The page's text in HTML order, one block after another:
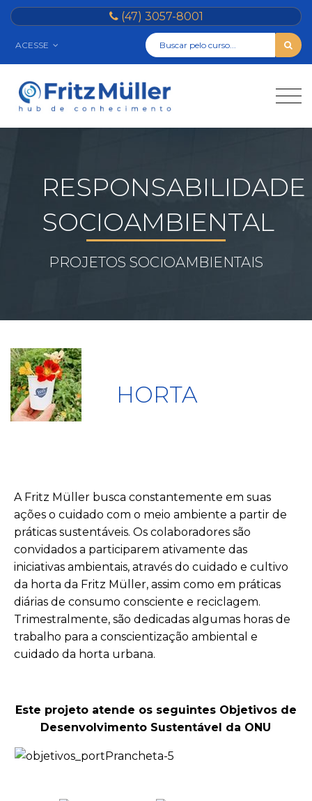
(47) 3057-8001
ACESSE
RESPONSABILIDADE
SOCIOAMBIENTAL
PROJETOS SOCIOAMBIENTAIS
HORTA
A Fritz Müller busca constantemente em suas
ações o cuidado com o meio ambiente a partir de
práticas sustentáveis. Os colaboradores são
convidados a participarem ativamente das
iniciativas ambientais, através do cuidado e cultivo
da horta da Fritz Müller, assim como em práticas
diárias de consumo consciente e reciclagem.
Trimestralmente, são dedicadas algumas horas de
trabalho para a conscientização ambiental e
cuidado da horta urbana.
Este projeto atende os seguintes Objetivos de
Desenvolvimento Sustentável da ONU